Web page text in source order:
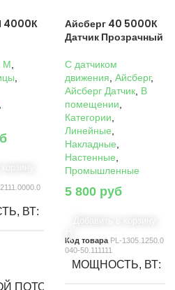
4000К
M
ВТ
ПОТОК, ЛМ
Айсберг 40 5000К
Датчик Прозрачный
C датчиком
движения Айсберг,
Айсберг Датчик, В
помещении
Категории
Линейные
Накладные
Настенные
Промышленные
5 800 руб
Код товара PL-1305.1250.0
040-50.111111
МОЩНОСТЬ, ВТ